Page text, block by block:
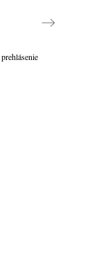
prehlásenie